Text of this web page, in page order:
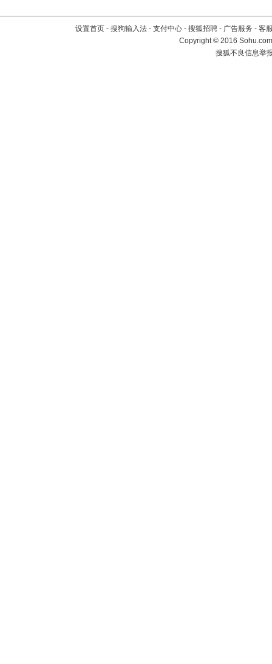
设置首页 - 搜狗输入法 - 支付中心 - 搜狐招聘 - 广告服务 - 客
Copyright©2016
搜狐不良信息举